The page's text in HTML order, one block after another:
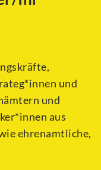
und
und
aus
ehrenamtliche,